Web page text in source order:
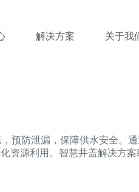
解决方案 关于我
预防泄漏，保障供水安全。
资源利用。智慧井盖解决方案